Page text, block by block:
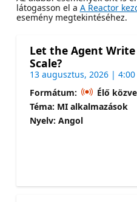
látogasson el a A Reactor
esemény megtekintéséhez.
Let the Agent
Scale?
13 augusztus, 2026 | 4:00
Formátum:
Élő
Téma: MI alkalmazások
Nyelv: Angol